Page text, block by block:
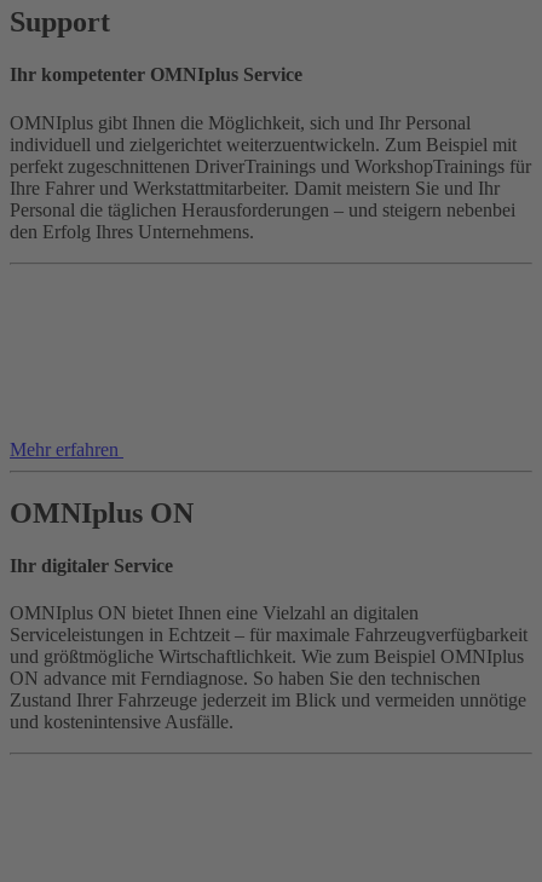
Support
Ihr kompetenter OMNIplus Service
OMNIplus gibt Ihnen die Möglichkeit, sich und Ihr Personal
individuell und zielgerichtet weiterzuentwickeln. Zum Beispiel mit
perfekt zugeschnittenen DriverTrainings und WorkshopTrainings für
Ihre Fahrer und Werkstattmitarbeiter. Damit meistern Sie und Ihr
Personal die täglichen Herausforderungen – und steigern nebenbei
den Erfolg Ihres Unternehmens.
Mehr erfahren
OMNIplus ON
Ihr digitaler Service
OMNIplus ON bietet Ihnen eine Vielzahl an digitalen
Serviceleistungen in Echtzeit – für maximale Fahrzeugverfügbarkeit
und größtmögliche Wirtschaftlichkeit. Wie zum Beispiel OMNIplus
ON advance mit Ferndiagnose. So haben Sie den technischen
Zustand Ihrer Fahrzeuge jederzeit im Blick und vermeiden unnötige
und kostenintensive Ausfälle.